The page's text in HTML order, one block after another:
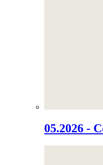
05.2026 -